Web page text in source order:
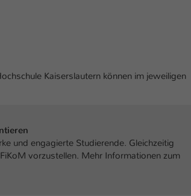
Kaiserslautern können im jeweiligen
und engagierte Studierende. Gleichzeitig
vorzustellen. Mehr Informationen zum